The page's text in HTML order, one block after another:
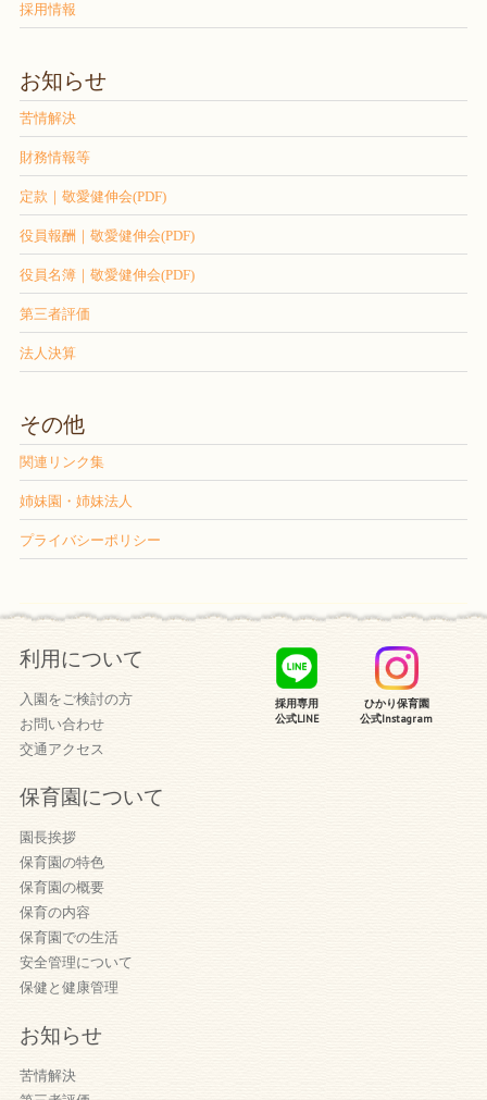
採用情報
お知らせ
苦情解決
財務情報等
定款｜敬愛健伸会(PDF)
役員報酬｜敬愛健伸会(PDF)
役員名簿｜敬愛健伸会(PDF)
第三者評価
法人決算
その他
関連リンク集
姉妹園・姉妹法人
プライバシーポリシー
採用専用
公式LINE
ひかり保育園
公式Instagram
利用について
入園をご検討の方
お問い合わせ
交通アクセス
保育園について
園長挨拶
保育園の特色
保育園の概要
保育の内容
保育園での生活
安全管理について
保健と健康管理
お知らせ
苦情解決